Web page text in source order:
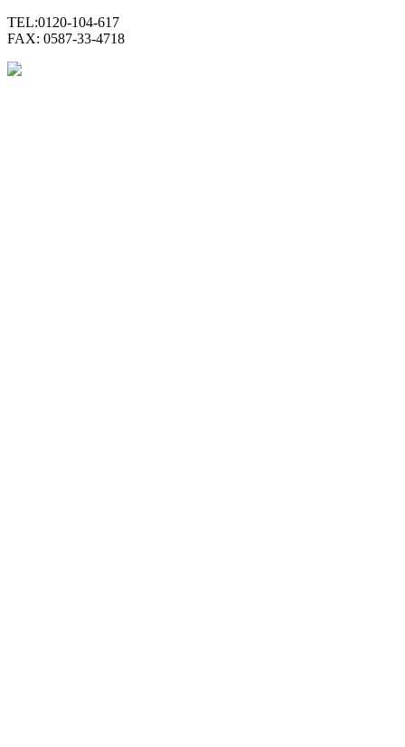
TEL:0120-104-617
FAX: 0587-33-4718